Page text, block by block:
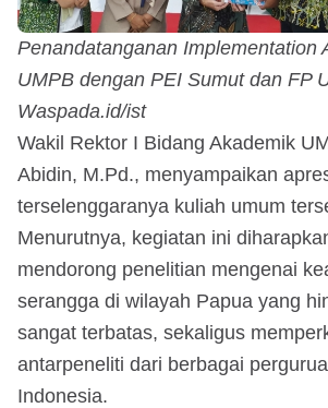
Penandatanganan Implementation
UMPB dengan PEI Sumut dan FP
Waspada.id/ist
Wakil Rektor I Bidang Akademik
Abidin, M.Pd., menyampaikan
terselenggaranya kuliah umum
Menurutnya, kegiatan ini
mendorong penelitian mengenai
serangga di wilayah Papua yang
sangat terbatas, sekaligus
antarpeneliti dari berbagai
Indonesia.